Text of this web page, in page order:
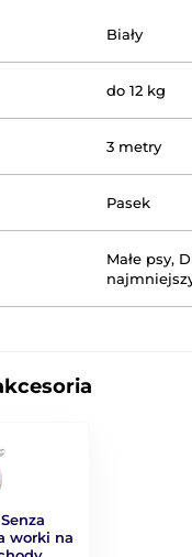
za pomocą
taśmy
taśma
Biały
do 12 kg
3 metry
Pasek
Małe psy,
worki na